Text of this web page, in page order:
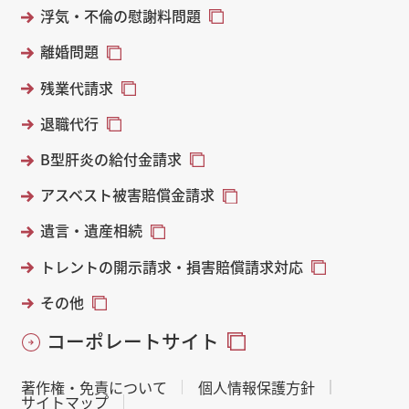
浮気・不倫の慰謝料問題
離婚問題
残業代請求
退職代行
B型肝炎の給付金請求
アスベスト被害賠償金請求
遺言・遺産相続
トレントの開示請求・損害賠償請求対応
その他
コーポレートサイト
著作権・免責について 個人情報保護方針
サイトマップ